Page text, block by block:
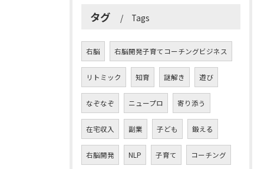
タグ Tags
右脳 右脳開発子育てコーチングビジネス
リトミック 知育 謎解き 遊び
なぞなぞ ニュープロ 寄り添う
在宅収入 副業 子ども 鍛える
右脳開発 NLP 子育て コーチング